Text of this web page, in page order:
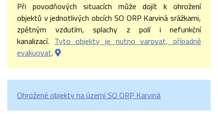
Při povodňových situacích může dojít k ohrožení
objektů v jednotlivých obcích SO ORP Karviná srážkami,
zpětným vzdutím, splachy z polí i nefunkční
kanalizací. Tyto objekty je nutno varovat, případně
evakuovat.
Ohrožené objekty na území SO ORP Karviná